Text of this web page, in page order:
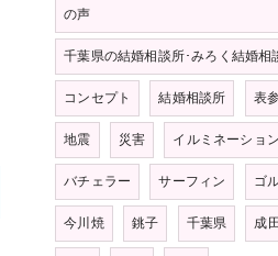
の声
千葉県の結婚相談所･みろく結婚相
コンセプト 結婚相談所 表
地震 災害 イルミネーショ
バチェラー サーフィン ゴ
今川焼 銚子 千葉県 成田